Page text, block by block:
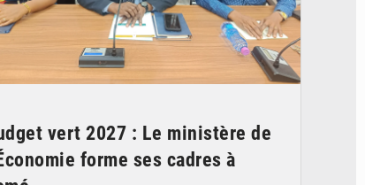
vert 2027 : Le ministère de
forme ses cadres à